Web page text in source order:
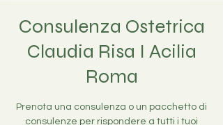
Consulenza Ostetrica
Claudia Risa I Acilia
Roma
Prenota una consulenza o un pacchetto di
consulenze per rispondere a tutti i tuoi